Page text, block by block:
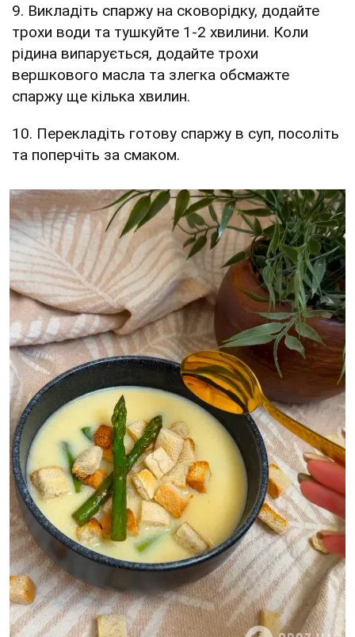
9. Викладіть спаржу на сковорідку, додайте
трохи води та тушкуйте 1-2 хвилини. Коли
рідина випарується, додайте трохи
вершкового масла та злегка обсмажте
спаржу ще кілька хвилин.
10. Перекладіть готову спаржу в суп, посоліть
та поперчіть за смаком.